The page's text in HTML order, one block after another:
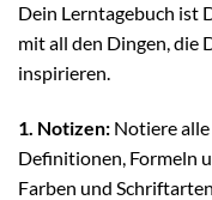
Dein Lerntagebuch ist
mit all den Dingen, die
inspirieren.
1. Notizen: Notiere
Definitionen, Formeln
Farben und